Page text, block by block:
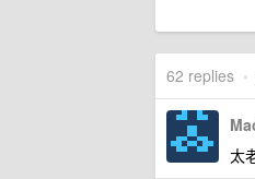
62 replies •
太